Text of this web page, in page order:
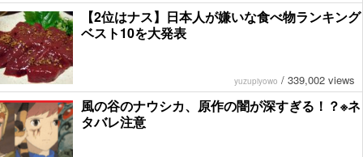
【2位はナス】日本人が嫌いな食べ物ランキング
ベスト10を大発表
yuzupiyowo / 339,002 views
風の谷のナウシカ、原作の闇が深すぎる！？※ネ
タバレ注意